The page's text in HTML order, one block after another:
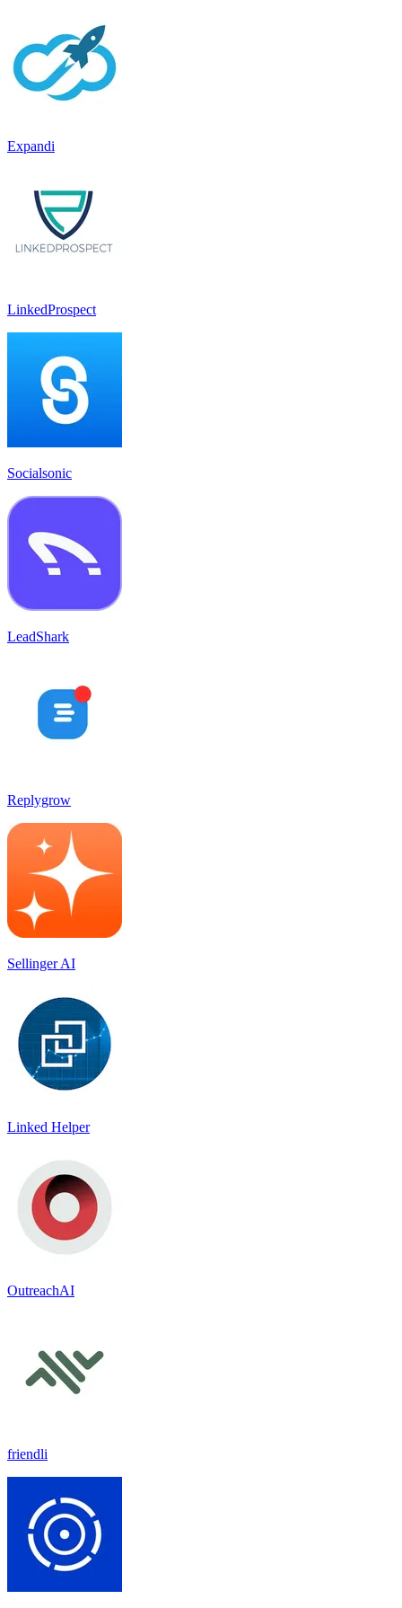
Expandi
LinkedProspect
Socialsonic
LeadShark
Replygrow
Sellinger AI
Linked Helper
OutreachAI
friendli